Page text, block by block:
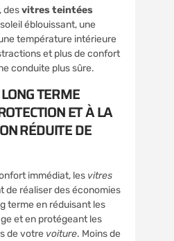
desvitres teintées
éblouissant, une
température intérieure
et plus de confort
conduite plus sûre.
TERME
ET À LA
RÉDUITE DE
immédiat, les vitres
de réaliser des économies
terme en réduisant les
et en protégeant les
de votre voiture. Moins de